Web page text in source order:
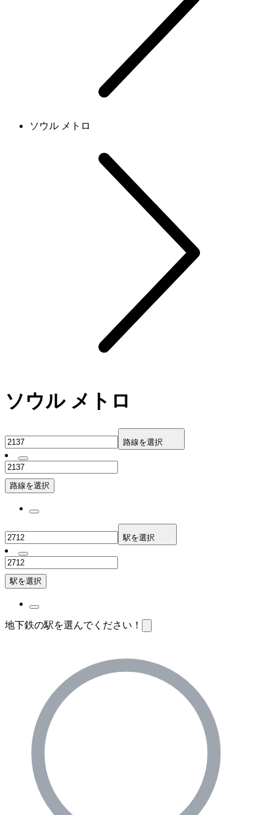
ソウル メトロ
ソウル メトロ
路線を選択
路線を選択
駅を選択
駅を選択
地下鉄の駅を選んでください！